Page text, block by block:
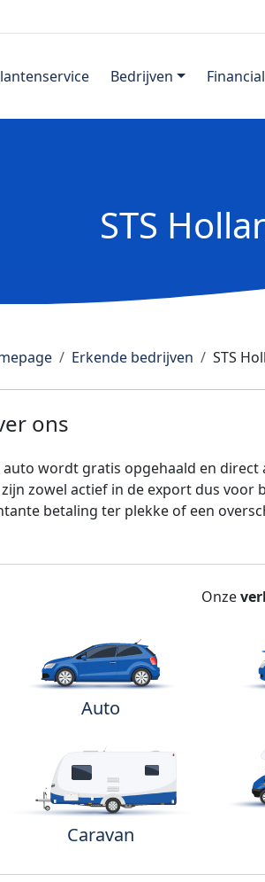
Bedrijven
STS
Erkende bedrijven STS
ons
auto wordt gratis opgehaald en direct
zowel actief in de export dus voor
betaling ter plekke of een
Onze
Auto
Caravan